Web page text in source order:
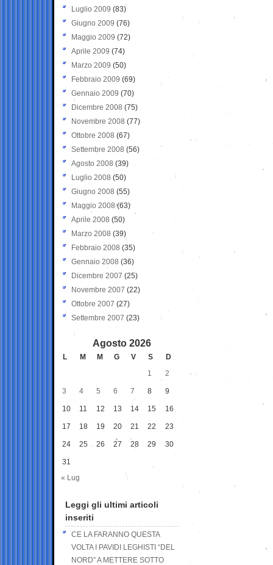
Luglio 2009 (83)
Giugno 2009 (76)
Maggio 2009 (72)
Aprile 2009 (74)
Marzo 2009 (50)
Febbraio 2009 (69)
Gennaio 2009 (70)
Dicembre 2008 (75)
Novembre 2008 (77)
Ottobre 2008 (67)
Settembre 2008 (56)
Agosto 2008 (39)
Luglio 2008 (50)
Giugno 2008 (55)
Maggio 2008(63)
Aprile 2008 (50)
Marzo 2008 (39)
Febbraio 2008 (35)
Gennaio 2008 (36)
Dicembre 2007 (25)
Novembre 2007 (22)
Ottobre 2007 (27)
Settembre 2007 (23)
Agosto 2026
L M M G V S
D
1
2
3 4 5 6 7 8 9
10 11 12 13 14 15 16
17 18 19 20 21 22 23
24 25 26 27 28 29 30
31
« Lug
Leggi gli ultimi articoli
inseriti
CE LA FARANNO QUESTA
VOLTA I PAVIDI LEGHISTI “DEL
NORD” A METTERE SOTTO